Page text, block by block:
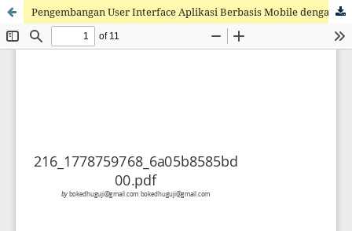
Pengembangan User Interface Aplikasi Berbasis Mobile dengan Pendekatan User-Centered Design Untuk Meningkatkan Kegunaan dan Pengalaman Pengguna